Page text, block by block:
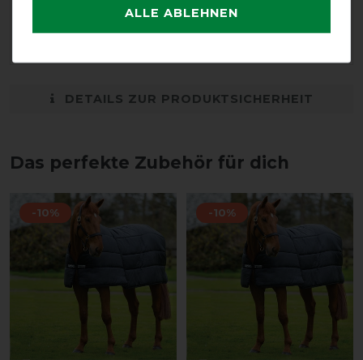
LOAD MORE REVIEWS ON THIS PRODUCT>
DETAILS ZUR PRODUKTSICHERHEIT
Das perfekte Zubehör für dich
-10% -10%
ALLE ABLEHNEN